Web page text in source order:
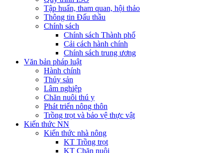
Tập huấn, tham quan, hội thảo
Thông tin Đấu thầu
Chính sách
Chính sách Thành phố
Cải cách hành chính
Chính sách trung ương
Văn bản pháp luật
Hành chính
Thủy sản
Lâm nghiệp
Chăn nuôi thú y
Phát triển nông thôn
Trồng trọt và bảo vệ thực vật
Kiến thức NN
Kiến thức nhà nông
KT Trồng trọt
KT Chăn nuôi